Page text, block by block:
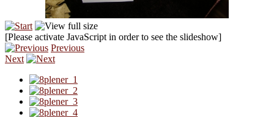
[Please activate JavaScript in order to see the slideshow]
Previous
Next